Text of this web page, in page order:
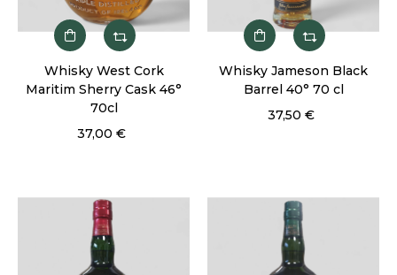
Whisky West Cork
Maritim Sherry Cask 46°
70cl
37,00 €
Whisky Jameson Black
Barrel 40° 70 cl
37,50 €